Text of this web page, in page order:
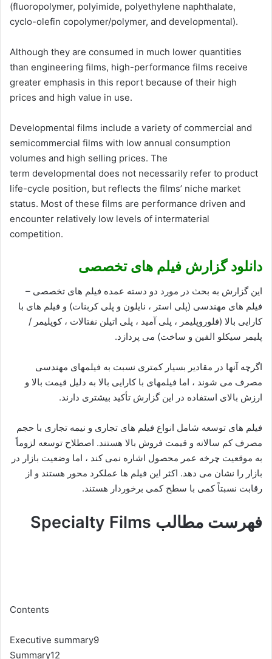
(fluoropolymer, polyimide, polyethylene naphthalate,
cyclo-olefin copolymer/polymer, and developmental).
Although they are consumed in much lower quantities
than engineering films, high-performance films receive
greater emphasis in this report because of their high
prices and high value in use.
Developmental films include a variety of commercial and
semicommercial films with low annual consumption
volumes and high selling prices. The
term developmental does not necessarily refer to product
life-cycle position, but reflects the films’ niche market
status. Most of these films are performance driven and
encounter relatively low levels of intermaterial
competition.
دانلود گزارش فیلم های تخصصی
این گزارش به بحث در مورد دو دسته عمده فیلم های تخصصی –
فیلم های مهندسی (پلی استر ، نایلون و پلی کربنات) و فیلم های با
کارایی بالا (فلوروپلیمر ، پلی آمید ، پلی اتیلن نفتالات ، کوپلیمر /
پلیمر سیکلو الفین و ساخت) می پردازد.
اگرچه آنها در مقادیر بسیار کمتری نسبت به فیلمهای مهندسی
مصرف می شوند ، اما فیلمهای با کارایی بالا به دلیل قیمت بالا و
ارزش بالای استفاده در این گزارش تأکید بیشتری دارند.
فیلم های توسعه شامل انواع فیلم های تجاری و نیمه تجاری با حجم
مصرف کم سالانه و قیمت فروش بالا هستند. اصطلاح توسعه لزوماً
به موقعیت چرخه عمر محصول اشاره نمی کند ، اما وضعیت بازار در
بازار را نشان می دهد. اکثر این فیلم ها عملکرد محور هستند و از
رقابت نسبتاً کمی با سطح کمی برخوردار هستند.
فهرست مطالب Specialty Films
Contents
Executive summary9
Summary12